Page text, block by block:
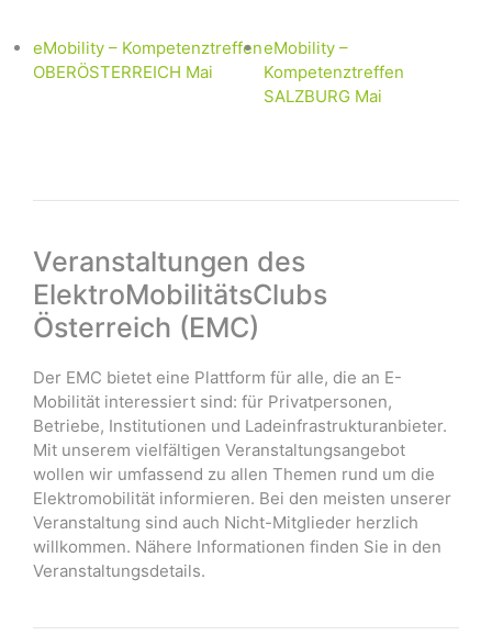
eMobility – Kompetenztreffen
OBERÖSTERREICH Mai
eMobility –
Kompetenztreffen
SALZBURG Mai
Veranstaltungen des
ElektroMobilitätsClubs
Österreich (EMC)
Der EMC bietet eine Plattform für alle, die an E-
Mobilität interessiert sind: für Privatpersonen,
Betriebe, Institutionen und Ladeinfrastrukturanbieter.
Mit unserem vielfältigen Veranstaltungsangebot
wollen wir umfassend zu allen Themen rund um die
Elektromobilität informieren. Bei den meisten unserer
Veranstaltung sind auch Nicht-Mitglieder herzlich
willkommen. Nähere Informationen finden Sie in den
Veranstaltungsdetails.